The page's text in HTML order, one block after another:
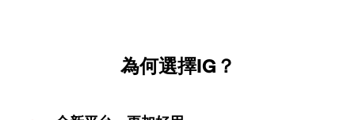
為何選擇IG？